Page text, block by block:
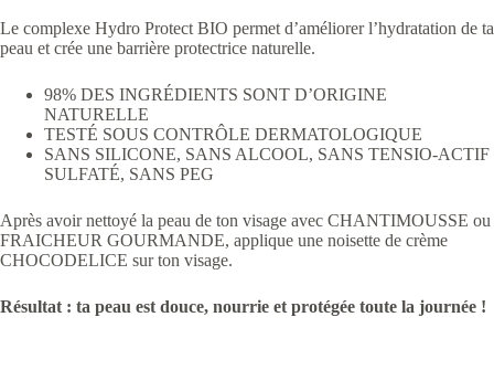
Le complexe Hydro Protect BIO permet d’améliorer l’hydratation de ta
peau et crée une barrière protectrice naturelle.
98% DES INGRÉDIENTS SONT D’ORIGINE
NATURELLE
TESTÉ SOUS CONTRÔLE DERMATOLOGIQUE
SANS SILICONE, SANS ALCOOL, SANS TENSIO-ACTIF
SULFATÉ, SANS PEG
Après avoir nettoyé la peau de ton visage avec CHANTIMOUSSE ou
FRAICHEUR GOURMANDE, applique une noisette de crème
CHOCODELICE sur ton visage.
Résultat : ta peau est douce, nourrie et protégée toute la journée !